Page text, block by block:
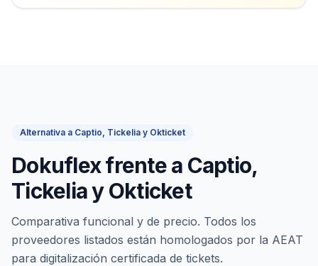
Alternativa a Captio, Tickelia y Okticket
Dokuflex frente a Captio,
Tickelia y Okticket
Comparativa funcional y de precio. Todos los
proveedores listados están homologados por la AEAT
para digitalización certificada de tickets.